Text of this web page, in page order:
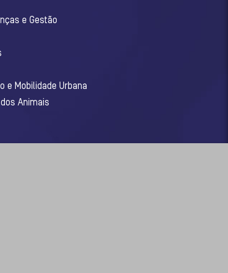
e Gestão
e Mobilidade Urbana
Animais